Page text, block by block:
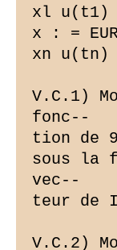
xl u(t1)
x : =
xn u(tn)
V.C.1)
fonc--
tion de
sous la
vec--
teur de
V.C.2)